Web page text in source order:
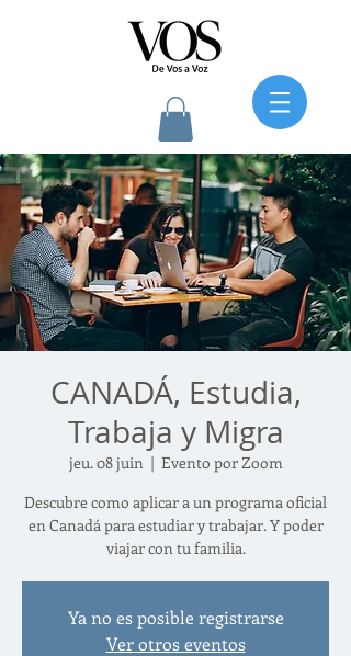
CANADÁ, Estudia,
Trabaja y Migra
jeu. 08 juin
  |
Evento por Zoom
Descubre como aplicar a un programa oficial
en Canadá para estudiar y trabajar. Y poder
viajar con tu familia.
Ya no es posible registrarse
Ver otros eventos